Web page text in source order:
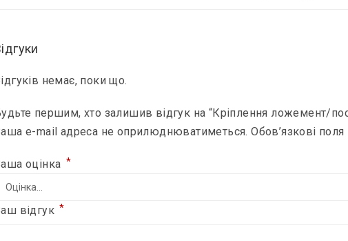
немає, поки що.
першим, хто залишив відгук на “Кріплення ложемент/
e-mail адреса не оприлюднюватиметься. Обов’язкові поля
оцінка *
відгук *